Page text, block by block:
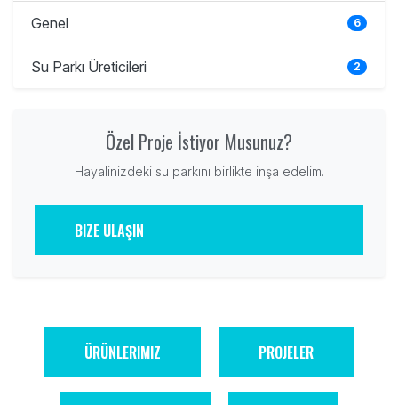
Genel 6
Su Parkı Üreticileri 2
Özel Proje İstiyor Musunuz?
Hayalinizdeki su parkını birlikte inşa edelim.
BIZE ULAŞIN
ÜRÜNLERIMIZ PROJELER